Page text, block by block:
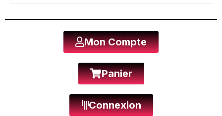
Mon Compte
Panier
Connexion